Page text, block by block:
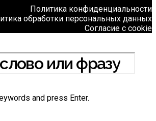
Политика конфиденциальности
обработки персональных данных
Согласие с cookie
and press Enter.